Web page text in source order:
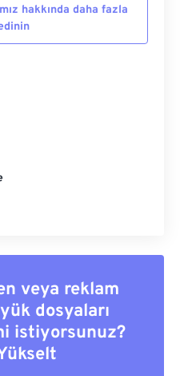
hakkında daha fazla
veya reklam
dosyaları
istiyorsunuz?